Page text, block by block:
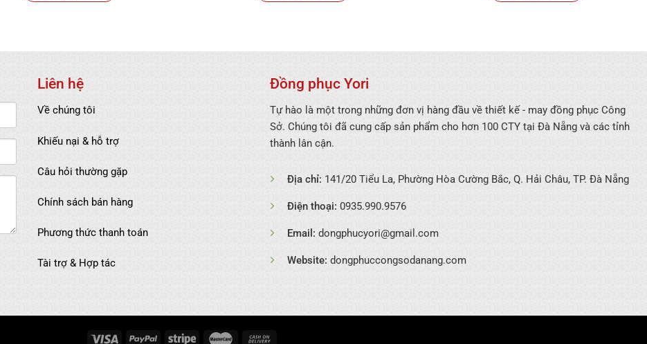
Liên hệ
Về chúng tôi
Khiếu nại & hỗ trợ
Câu hỏi thường gặp
Chính sách bán hàng
Phương thức thanh toán
Tài trợ & Hợp tác
Đồng phục Yori
Tự hào là một trong những đơn vị hàng đầu về thiết kế - may đồng phục Công
Sở. Chúng tôi đã cung cấp sản phẩm cho hơn 100 CTY tại Đà Nẵng và các tỉnh
thành lân cận.
Địa chỉ: 141/20 Tiểu La, Phường Hòa Cường Bắc, Q. Hải Châu, TP. Đà Nẵng
Điện thoại: 0935.990.9576
Email: dongphucyori@gmail.com
Website: dongphuccongsodanang.com